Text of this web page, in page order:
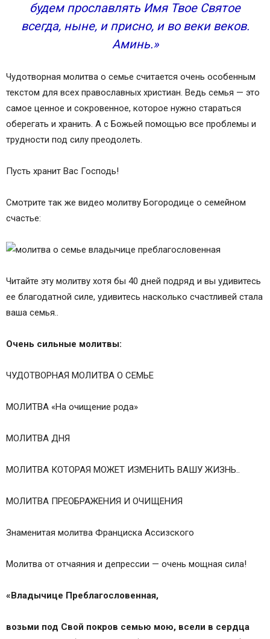
будем прославлять Имя Твое Святое
всегда, ныне, и присно, и во веки веков.
Аминь.»
Чудотворная молитва о семье считается очень особенным
текстом для всех православных христиан. Ведь семья — это
самое ценное и сокровенное, которое нужно стараться
оберегать и хранить. А с Божьей помощью все проблемы и
трудности под силу преодолеть.
Пусть хранит Вас Господь!
Смотрите так же видео молитву Богородице о семейном
счастье:
Читайте эту молитву хотя бы 40 дней подряд и вы удивитесь
ее благодатной силе, удивитесь насколько счастливей стала
ваша семья..
Очень сильные молитвы:
ЧУДОТВОРНАЯ МОЛИТВА О СЕМЬЕ
МОЛИТВА «На очищение рода»
МОЛИТВА ДНЯ
МОЛИТВА КОТОРАЯ МОЖЕТ ИЗМЕНИТЬ ВАШУ ЖИЗНЬ..
МОЛИТВА ПРЕОБРАЖЕНИЯ И ОЧИЩЕНИЯ
Знаменитая молитва Франциска Ассизского
Молитва от отчаяния и депрессии — очень мощная сила!
«Владычице Преблагословенная,
возьми под Свой покров семью мою, всели в сердца